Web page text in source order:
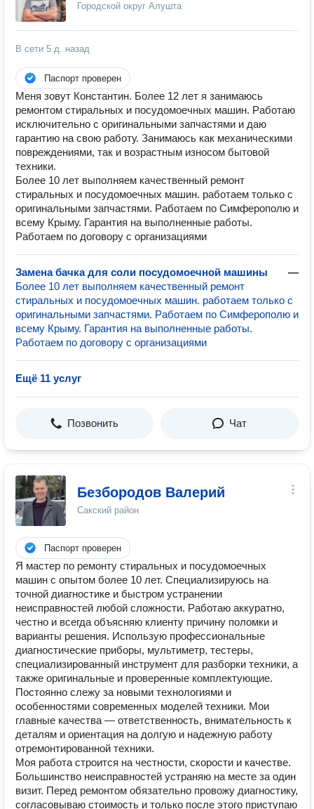
Городской округ Алушта
В сети 5 д. назад
Паспорт проверен
Меня зовут Константин. Более 12 лет я занимаюсь
ремонтом стиральных и посудомоечных машин. Работаю
исключительно с оригинальными запчастями и даю
гарантию на свою работу. Занимаюсь как механическими
повреждениями, так и возрастным износом бытовой
техники.
Более 10 лет выполняем качественный ремонт
стиральных и посудомоечных машин. работаем только с
оригинальными запчастями. Работаем по Симферополю и
всему Крыму. Гарантия на выполненные работы.
Работаем по договору с организациями
Замена бачка для соли посудомоечной машины
—
Более 10 лет выполняем качественный ремонт
стиральных и посудомоечных машин. работаем только с
оригинальными запчастями. Работаем по Симферополю и
всему Крыму. Гарантия на выполненные работы.
Работаем по договору с организациями
Ещё 11 услуг
Позвонить Чат
Безбородов Валерий
Сакский район
Паспорт проверен
Я мастер по ремонту стиральных и посудомоечных
машин с опытом более 10 лет. Специализируюсь на
точной диагностике и быстром устранении
неисправностей любой сложности. Работаю аккуратно,
честно и всегда объясняю клиенту причину поломки и
варианты решения. Использую профессиональные
диагностические приборы, мультиметр, тестеры,
специализированный инструмент для разборки техники, а
также оригинальные и проверенные комплектующие.
Постоянно слежу за новыми технологиями и
особенностями современных моделей техники. Мои
главные качества — ответственность, внимательность к
деталям и ориентация на долгую и надежную работу
отремонтированной техники.
Моя работа строится на честности, скорости и качестве.
Большинство неисправностей устраняю на месте за один
визит. Перед ремонтом обязательно провожу диагностику,
согласовываю стоимость и только после этого приступаю